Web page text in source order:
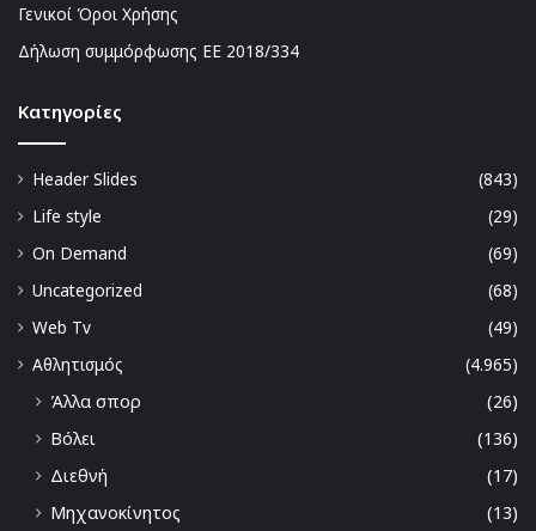
Γενικοί Όροι Χρήσης
Δήλωση συμμόρφωσης ΕΕ 2018/334
Kατηγορίες
Header Slides
(843)
Life style
(29)
On Demand
(69)
Uncategorized
(68)
Web Tv
(49)
Αθλητισμός
(4.965)
Άλλα σπορ
(26)
Βόλει
(136)
Διεθνή
(17)
Μηχανοκίνητος
(13)